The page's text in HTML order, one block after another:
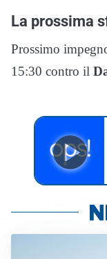
La prossima
Prossimo
15:30 contro il